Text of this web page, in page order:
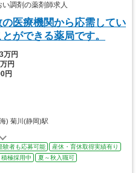
調剤の薬剤師求人
医療機関から応需してい
ができる薬局です。
万円
円
円
) 菊川(静岡)駅
験者も応募可能
産休・育休取得実績有り
積極採用中
夏～秋入職可